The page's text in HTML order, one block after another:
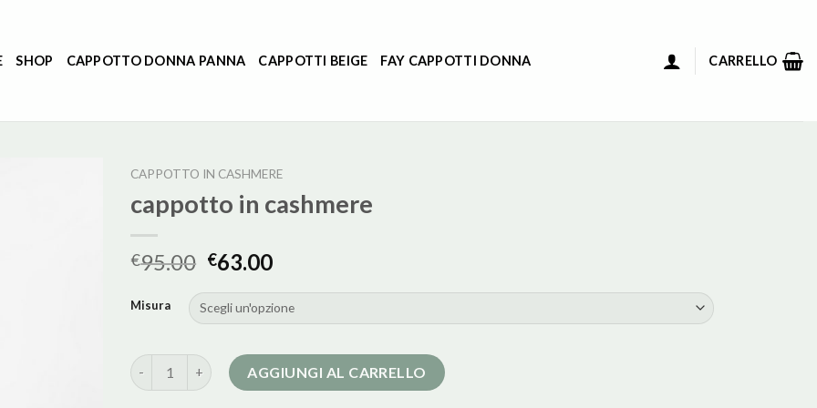
SHOP CAPPOTTO DONNA PANNA CAPPOTTI BEIGE FAY CAPPOTTI DONNA CARRELLO
CAPPOTTO IN CASHMERE
cappotto in cashmere
€95.00 €63.00
Misura
cappotto in cashmere quantitàAGGIUNGI AL CARRELLO